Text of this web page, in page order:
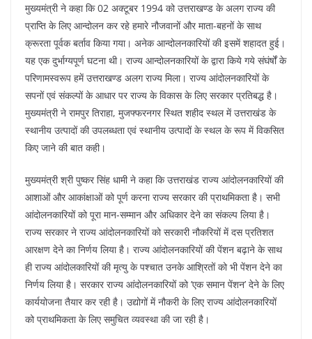
मुख्यमंत्री ने कहा कि 02 अक्टूबर 1994 को उत्तराखण्ड के अलग राज्य की
प्राप्ति के लिए आन्दोलन कर रहे हमारे नौजवानों और माता-बहनों के साथ
क्रूरता पूर्वक बर्ताव किया गया। अनेक आन्दोलनकारियों की इसमें शहादत हुई।
यह एक दुर्भाग्यपूर्ण घटना थी। राज्य आन्दोलनकारियों के द्वारा किये गये संघंर्षों के
परिणामस्वरूप हमें उत्तराखण्ड अलग राज्य मिला। राज्य आंदोलनकारियों के
सपनों एवं संकल्पों के आधार पर राज्य के विकास के लिए सरकार प्रतिबद्ध है।
मुख्यमंत्री ने रामपुर तिराहा, मुजफ्फरनगर स्थित शहीद स्थल में उत्तराखंड के
स्थानीय उत्पादों की उपलब्धता एवं स्थानीय उत्पादों के स्थल के रूप में विकसित
किए जाने की बात कही।
मुख्यमंत्री श्री पुष्कर सिंह धामी ने कहा कि उत्तराखंड राज्य आंदोलनकारियों की
आशाओं और आकांक्षाओं को पूर्ण करना राज्य सरकार की प्राथमिकता है। सभी
आंदोलनकारियों को पूरा मान-सम्मान और अधिकार देने का संकल्प लिया है।
राज्य सरकार ने राज्य आंदोलनकारियों को सरकारी नौकरियों में दस प्रतिशत
आरक्षण देने का निर्णय लिया है। राज्य आंदोलनकारियों की पेंशन बढ़ाने के साथ
ही राज्य आंदोलकारियों की मृत्यु के पश्चात उनके आश्रितों को भी पेंशन देने का
निर्णय लिया है। सरकार राज्य आंदोलनकारियों को ’एक समान पेंशन’ देने के लिए
कार्ययोजना तैयार कर रही है। उद्योगों में नौकरी के लिए राज्य आंदोलनकारियों
को प्राथमिकता के लिए समुचित व्यवस्था की जा रही है।